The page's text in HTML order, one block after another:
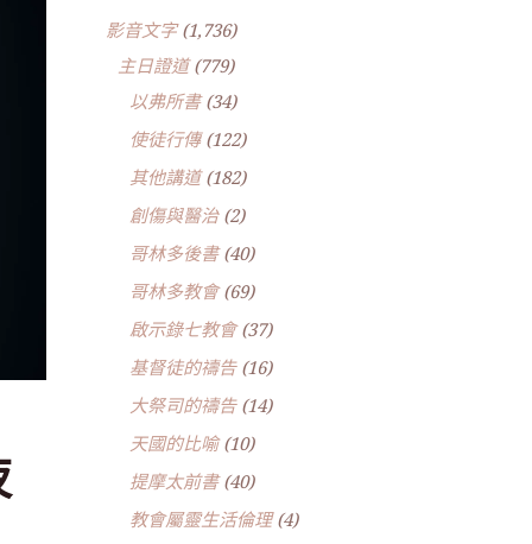
影音文字(1,736)
主日證道(779)
以弗所書(34)
使徒行傳(122)
其他講道(182)
創傷與醫治(2)
哥林多後書(40)
哥林多教會(69)
啟示錄七教會(37)
基督徒的禱告(16)
大祭司的禱告(14)
天國的比喻(10)
提摩太前書(40)
教會屬靈生活倫理(4)